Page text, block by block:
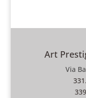
Art
Via